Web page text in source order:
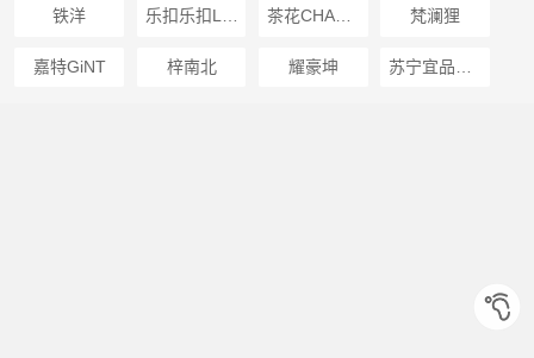
铁洋 茶花CHAHUA 梵澜狸
嘉特GiNT 梓南北 耀豪坤